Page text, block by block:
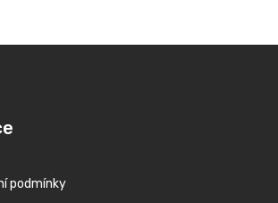
podmínky